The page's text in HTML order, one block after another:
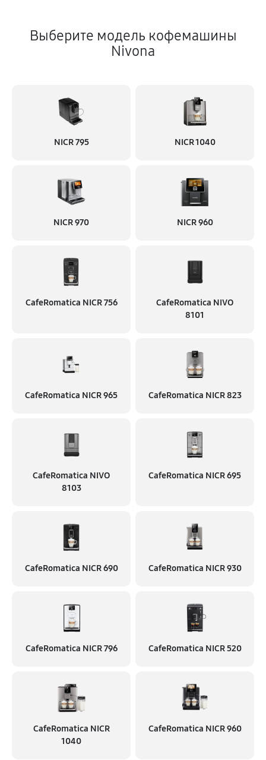
Выберите модель кофемашины
Nivona
NICR 795 NICR 1040
NICR 970 NICR 960
CafeRomatica NICR 756
CafeRomatica NIVO
8101
CafeRomatica NICR 965 CafeRomatica NICR 823
CafeRomatica NIVO
8103
CafeRomatica NICR 695
CafeRomatica NICR 690 CafeRomatica NICR 930
CafeRomatica NICR 796 CafeRomatica NICR 520
CafeRomatica NICR
1040
CafeRomatica NICR 960